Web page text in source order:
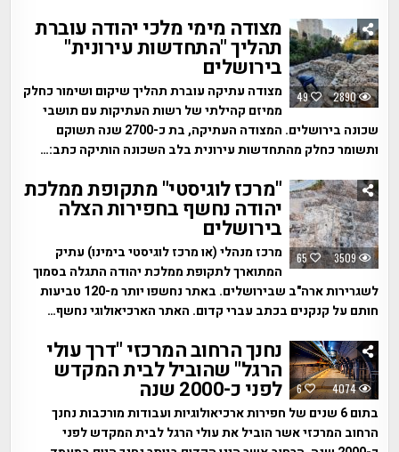
49 2890
מצודה מימי מלכי יהודה עוברת
תהליך "התחדשות עירונית"
בירושלים
מצודה עתיקה עוברת תהליך שיקום ושימור כחלק
ממיזם קהילתי של רשות העתיקות עם תושבי
שכונה בירושלים. המצודה העתיקה, בת כ-2700 שנה תשוקם
ותשומר כחלק מהתחדשות עירונית בלב השכונה הותיקה כתב:…
65 3509
"מרכז לוגיסטי" מתקופת ממלכת
יהודה נחשף בחפירות הצלה
בירושלים
מרכז מנהלי (או מרכז לוגיסטי בימינו) עתיק
המתוארך לתקופת ממלכת יהודה התגלה בסמוך
לשגרירות ארה"ב שבירושלים. באתר נחשפו יותר מ-120 טביעות
חותם על קנקנים בכתב עברי קדום. האתר הארכיאולוגי נחשף…
6 4074
נחנך הרחוב המרכזי "דרך עולי
הרגל" שהוביל לבית המקדש
לפני כ-2000 שנה
בתום 6 שנים של חפירות ארכיאולוגיות ועבודות מורכבות נחנך
הרחוב המרכזי אשר הוביל את עולי הרגל לבית המקדש לפני